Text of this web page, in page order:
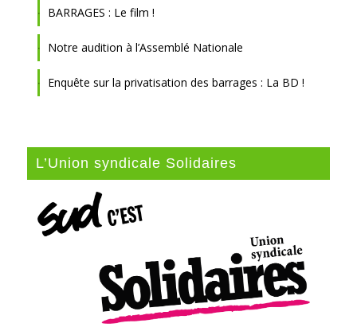
BARRAGES : Le film !
Notre audition à l’Assemblé Nationale
Enquête sur la privatisation des barrages : La BD !
L’Union syndicale Solidaires